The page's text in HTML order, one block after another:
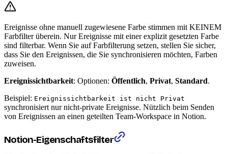
Ereignisse ohne manuell zugewiesene Farbe stimmen mit KEINEM
Farbfilter überein. Nur Ereignisse mit einer explizit gesetzten Farbe
sind filterbar. Wenn Sie auf Farbfilterung setzen, stellen Sie sicher,
dass Sie den Ereignissen, die Sie synchronisieren möchten, Farben
zuweisen.
Ereignissichtbarkeit: Optionen: Öffentlich, Privat, Standard.
Beispiel: Ereignissichtbarkeit ist nicht Privat
synchronisiert nur nicht-private Ereignisse. Nützlich beim Senden
von Ereignissen an einen geteilten Team-Workspace in Notion.
Notion-Eigenschaftsfilter